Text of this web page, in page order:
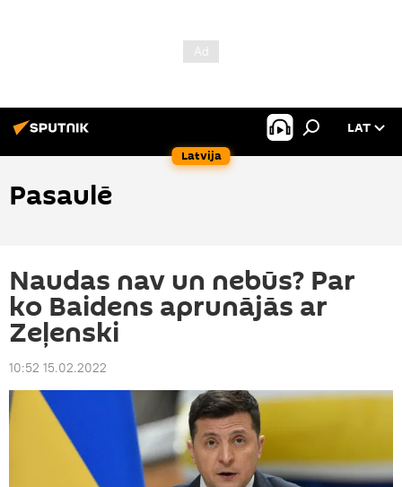
Latvija
LAT
Pasaulē
Naudas nav un nebūs? Par
ko Baidens aprunājās ar
Zeļenski
10:52 15.02.2022